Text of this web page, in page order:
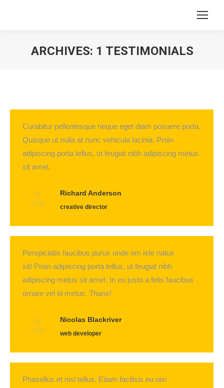
ARCHIVES: 1 TESTIMONIALS
Curabitur pellentesque neque eget diam posuere porta.
Quisque ut nulla at nunc vehicula lacinia. Proin
adipiscing porta tellus, ut feugiat nibh adipiscing metus
sit amet.
Richard Anderson
creative director
Perspiciatis faucibus purus unde om iste natus
sit! Proin adipiscing porta tellus, ut feugiat nibh
adipiscing metus sit amet. In eu justo a felis faucibus
ornare vel id metus. Thanx!
Nicolas Blackriver
web developer
Phasellus et nisl tellus. Etiam facilisis eu nisi